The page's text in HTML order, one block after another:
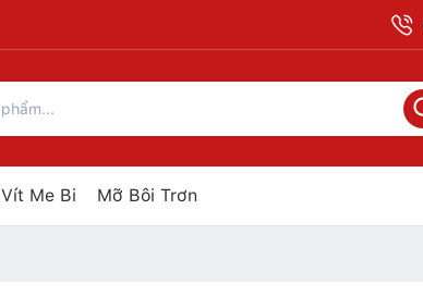
Vít Me Bi Mỡ Bôi Trơn